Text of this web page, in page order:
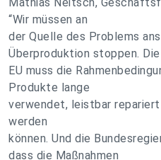
“Wir müssen an
der Quelle des Problems
Überproduktion stoppen. Die
EU muss die
Produkte lange
verwendet, leistbar
werden
können. Und die
dass die Maßnahmen